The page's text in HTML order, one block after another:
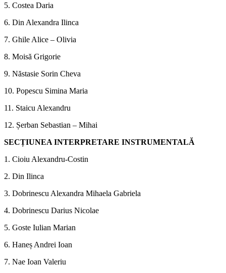
5. Costea Daria
6. Din Alexandra Ilinca
7. Ghile Alice – Olivia
8. Moisă Grigorie
9. Năstasie Sorin Cheva
10. Popescu Simina Maria
11. Staicu Alexandru
12. Șerban Sebastian – Mihai
SECȚIUNEA INTERPRETARE INSTRUMENTALĂ
1. Cioiu Alexandru-Costin
2. Din Ilinca
3. Dobrinescu Alexandra Mihaela Gabriela
4. Dobrinescu Darius Nicolae
5. Goste Iulian Marian
6. Haneș Andrei Ioan
7. Nae Ioan Valeriu